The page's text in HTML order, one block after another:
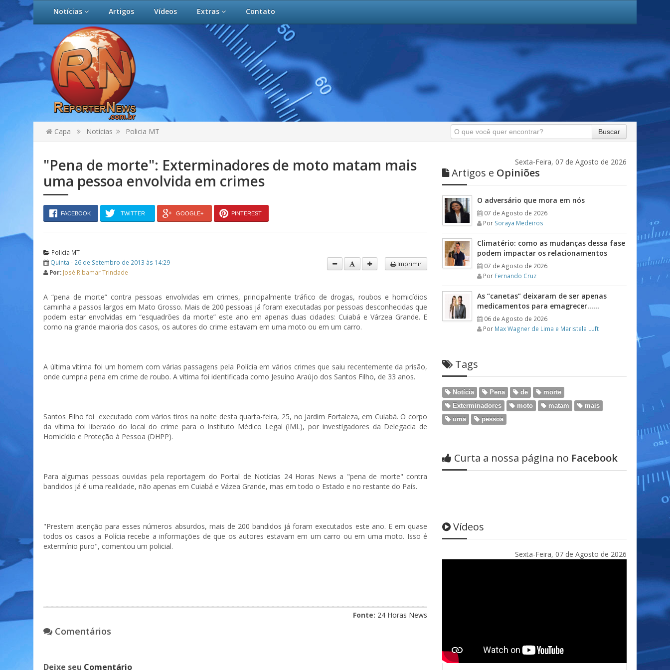
Notícias Artigos Vídeos Extras Contato
Capa Notícias Policia MT Buscar
"Pena de morte": Exterminadores de moto matam mais
uma pessoa envolvida em crimes
FACEBOOK TWITTER GOOGLE+ PINTEREST
Policia MT
Quinta - 26 de Setembro de 2013 às 14:29
Por: José Ribamar Trindade
Imprimir
A “pena de morte” contra pessoas envolvidas em crimes, principalmente tráfico de drogas, roubos e homicídios
caminha a passos largos em Mato Grosso. Mais de 200 pessoas já foram executadas por pessoas desconhecidas que
podem estar envolvidas em “esquadrões da morte” este ano em apenas duas cidades: Cuiabá e Várzea Grande. E
como na grande maioria dos casos, os autores do crime estavam em uma moto ou em um carro.
A última vítima foi um homem com várias passagens pela Polícia em vários crimes que saiu recentemente da prisão,
onde cumpria pena em crime de roubo. A vítima foi identificada como Jesuíno Araújo dos Santos Filho, de 33 anos.
Santos Filho foi executado com vários tiros na noite desta quarta-feira, 25, no Jardim Fortaleza, em Cuiabá. O corpo
da vítima foi liberado do local do crime para o Instituto Médico Legal (IML), por investigadores da Delegacia de
Homicídio e Proteção à Pessoa (DHPP).
Para algumas pessoas ouvidas pela reportagem do Portal de Notícias 24 Horas News a "pena de morte" contra
bandidos já é uma realidade, não apenas em Cuiabá e Vázea Grande, mas em todo o Estado e no restante do País.
"Prestem atenção para esses números absurdos, mais de 200 bandidos já foram executados este ano. E em quase
todos os casos a Polícia recebe a informações de que os autores estavam em um carro ou em uma moto. Isso é
extermínio puro", comentou um policial.
Fonte: 24 Horas News
Comentários
Deixe seu Comentário
Sexta-Feira, 07 de Agosto de 2026
Artigos e Opiniões
O adversário que mora em nós
07 de Agosto de 2026
Por Soraya Medeiros
Climatério: como as mudanças dessa fase
podem impactar os relacionamentos
07 de Agosto de 2026
Por Fernando Cruz
As “canetas” deixaram de ser apenas
medicamentos para emagrecer……
06 de Agosto de 2026
Por Max Wagner de Lima e Maristela Luft
Tags
Notícia Pena de
morte
Exterminadores
moto matam
mais
uma
pessoa
Curta a nossa página no Facebook
Vídeos
Sexta-Feira, 07 de Agosto de 2026